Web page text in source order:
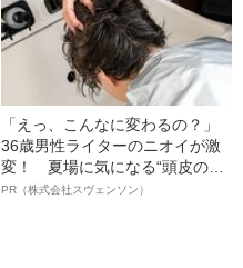
「えっ、こんなに変わるの？」
36歳男性ライターのニオイが激
変！ 夏場に気になる“頭皮のニ
オイ”や“ベタつき”を解消す
PR（株式会社スヴェンソン）